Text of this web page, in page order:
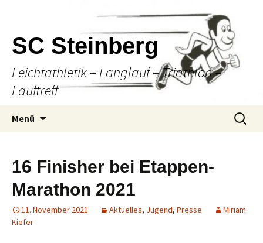
SC Steinberg
Leichtathletik – Langlauf – Triathlon –
Lauftreff
Menü
Suche
nach:
16 Finisher bei Etappen-
Marathon 2021
11. November 2021 Aktuelles, Jugend, Presse
Miriam
Kiefer